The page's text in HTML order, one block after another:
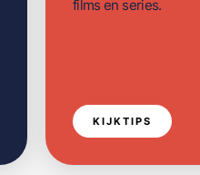
films en series.
KIJKTIPS